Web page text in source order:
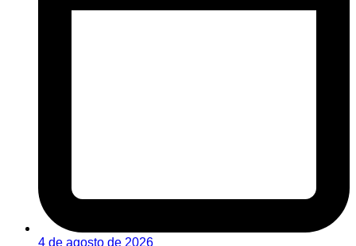
4 de agosto de 2026